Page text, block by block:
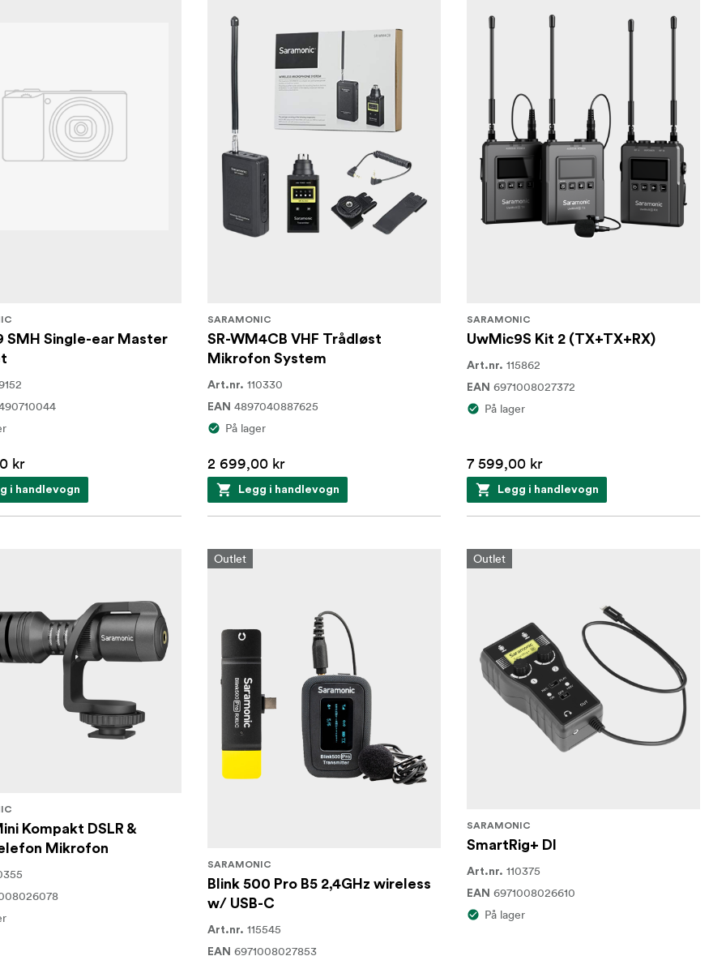
SMH Single-ear Master
kr
i handlevogn
SARAMONIC
SR-WM4CB VHF Trådløst
Mikrofon System
Art.nr. 110330
EAN 4897040887625
På lager
2 699,00 kr
Legg i handlevogn
SARAMONIC
UwMic9S Kit 2 (TX+TX+RX)
Art.nr. 115862
EAN 6971008027372
På lager
7 599,00 kr
Legg i handlevogn
Kompakt DSLR &
Mikrofon
Outlet
SARAMONIC
Blink 500 Pro B5 2,4GHz wireless
w/ USB-C
Art.nr. 115545
EAN 6971008027853
Outlet
SARAMONIC
SmartRig+ DI
Art.nr. 110375
EAN 6971008026610
På lager